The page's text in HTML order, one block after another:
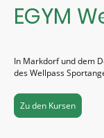
EGYM
In Markdorf und dem
des Wellpass
Zu den Kursen